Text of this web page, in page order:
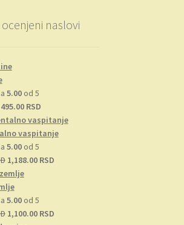
naslovi
5.00od 5
Originalna
cena
je
bila:
594.00 RSD.
495.00 RSDTrenutna
cena
je:
vaspitanje
5.00od 5
Originalna
cena
je
bila:
1,496.00 RSD.
1,188.00 RSDTrenutna
5.00od 5
Originalna
1,100.00 RSDTrenutna